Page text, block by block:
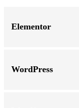
Elementor
WordPress